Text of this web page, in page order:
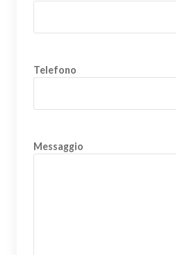
Telefono
Messaggio